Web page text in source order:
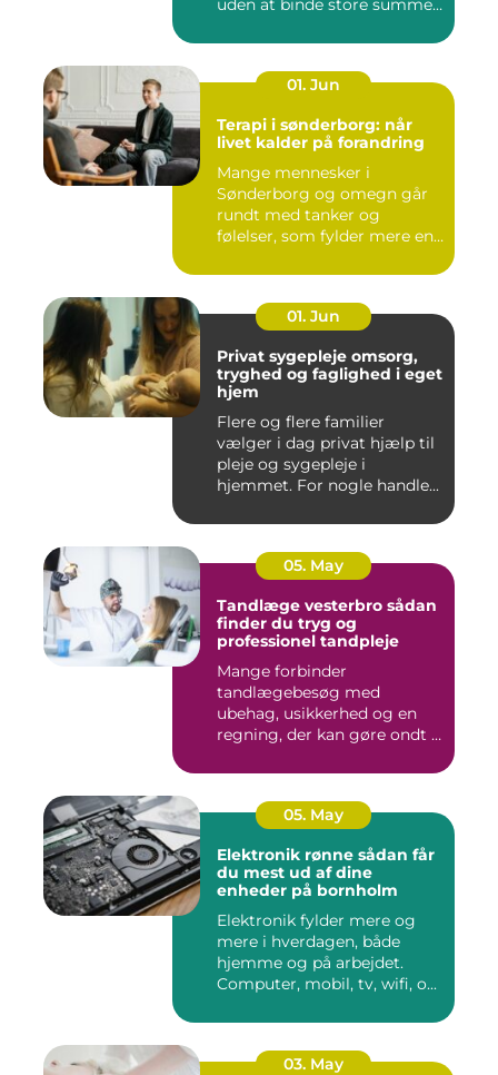
01. Jun
Terapi i sønderborg: når
livet kalder på forandring
Mange mennesker i
Sønderborg og omegn går
rundt med tanker og
følelser, som fylder mere end
01. Jun
Privat sygepleje omsorg,
tryghed og faglighed i eget
hjem
Flere og flere familier
vælger i dag privat hjælp til
pleje og sygepleje i
hjemmet. For nogle handle...
05. May
Tandlæge vesterbro sådan
finder du tryg og
professionel tandpleje
Mange forbinder
tandlægebesøg med
ubehag, usikkerhed og en
regning, der kan gøre ondt i
05. May
Elektronik rønne sådan får
du mest ud af dine
enheder på bornholm
Elektronik fylder mere og
mere i hverdagen, både
hjemme og på arbejdet.
Computer, mobil, tv, wifi, o...
03. May